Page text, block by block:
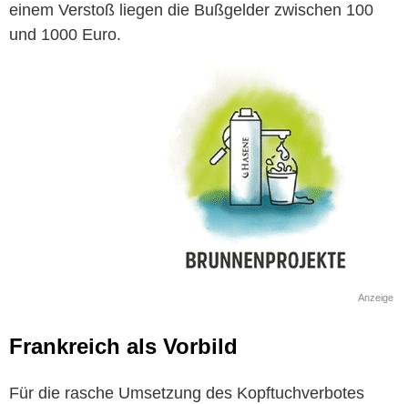
einem Verstoß liegen die Bußgelder zwischen 100
und 1000 Euro.
Anzeige
Frankreich als Vorbild
Für die rasche Umsetzung des Kopftuchverbotes